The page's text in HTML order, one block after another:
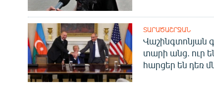
ՏԱՐԱԾԱՇՐՋԱՆ
Վաշինգտոնյան
տարի անց. ուր
հարցեր են դեռ